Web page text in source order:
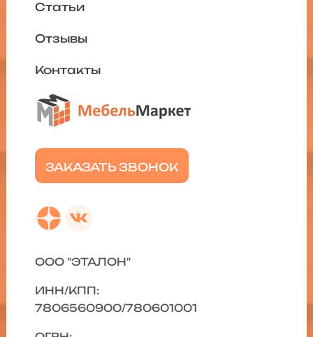
ЗАКАЗАТЬ ЗВОНОК
Статьи
Отзывы
Контакты
ООО "ЭТАЛОН"
ИНН/КПП:
7806560900/780601001